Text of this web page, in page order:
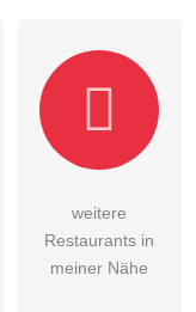
genommen.
weitere
Restaurants in
meiner Nähe